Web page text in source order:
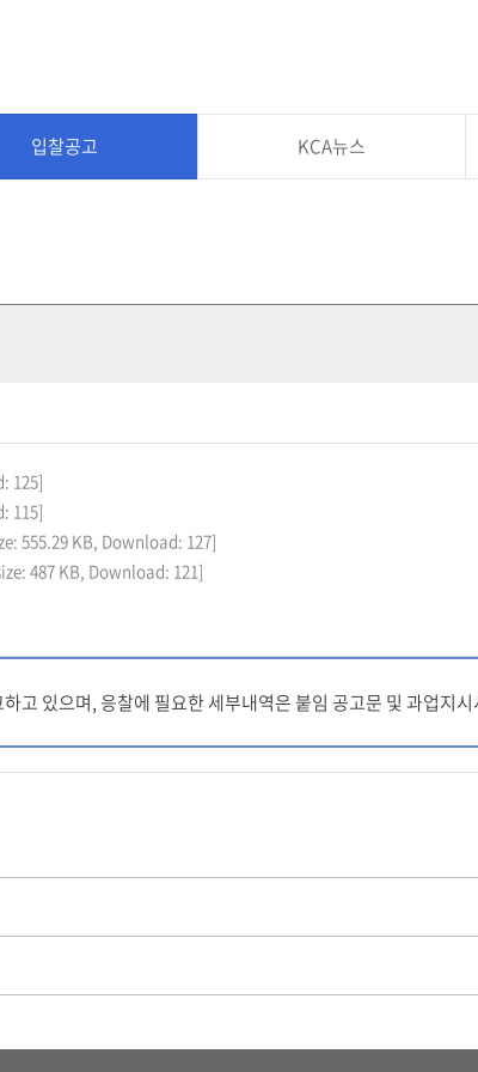
입찰공고 KCA뉴스
125]
115]
555.29 KB, Download: 127]
487 KB, Download: 121]
고 있으며, 응찰에 필요한 세부내역은 붙임 공고문 및 과업지